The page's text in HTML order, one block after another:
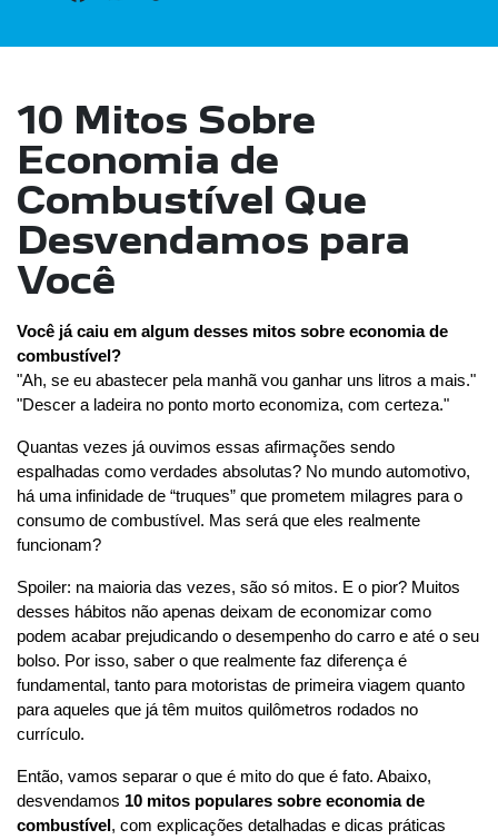
10 Mitos Sobre
Economia de
Combustível Que
Desvendamos para
Você
Você já caiu em algum desses mitos sobre economia de
combustível?
"Ah, se eu abastecer pela manhã vou ganhar uns litros a mais."
"Descer a ladeira no ponto morto economiza, com certeza."
Quantas vezes já ouvimos essas afirmações sendo
espalhadas como verdades absolutas? No mundo automotivo,
há uma infinidade de “truques” que prometem milagres para o
consumo de combustível. Mas será que eles realmente
funcionam?
Spoiler: na maioria das vezes, são só mitos. E o pior? Muitos
desses hábitos não apenas deixam de economizar como
podem acabar prejudicando o desempenho do carro e até o seu
bolso. Por isso, saber o que realmente faz diferença é
fundamental, tanto para motoristas de primeira viagem quanto
para aqueles que já têm muitos quilômetros rodados no
currículo.
Então, vamos separar o que é mito do que é fato. Abaixo,
desvendamos 10 mitos populares sobre economia de
combustível , com explicações detalhadas e dicas práticas